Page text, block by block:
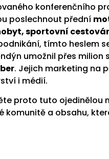
konferenčního
poslechnout přední
sportovní
tímto heslem
umožnil přes
. Jejich marketing na
i médií.
proto tuto ojedinělou
komunitě a obsahu,